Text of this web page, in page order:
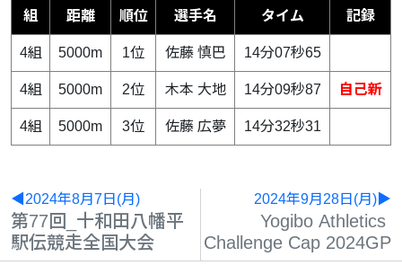
組 距離 順位 選手名 タイム 記録
4組 5000m 1位 佐藤 慎巴 14分07秒65
4組 5000m 2位 木本 大地 14分09秒87 自己新
4組 5000m 3位 佐藤 広夢 14分32秒31
◀2024年8月7日(月)
第77回_十和田八幡平
駅伝競走全国大会
2024年9月28日(月)▶
Yogibo Athletics
Challenge Cap 2024GP